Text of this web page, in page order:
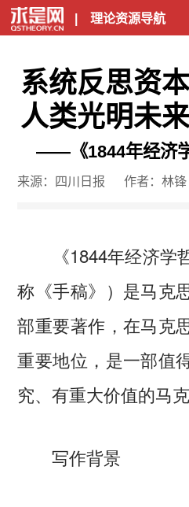
| 理论资源导航
系统反思资
人类光明未
——《1844年经济
来源：四川日报 作者：林锋
《1844年经济学
称《手稿》）是马克
部重要著作，在马克
重要地位，是一部值
究、有重大价值的马
写作背景